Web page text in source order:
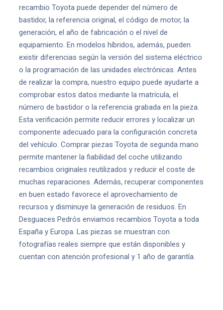
recambio Toyota puede depender del número de
bastidor, la referencia original, el código de motor, la
generación, el año de fabricación o el nivel de
equipamiento. En modelos híbridos, además, pueden
existir diferencias según la versión del sistema eléctrico
o la programación de las unidades electrónicas. Antes
de realizar la compra, nuestro equipo puede ayudarte a
comprobar estos datos mediante la matrícula, el
número de bastidor o la referencia grabada en la pieza.
Esta verificación permite reducir errores y localizar un
componente adecuado para la configuración concreta
del vehículo. Comprar piezas Toyota de segunda mano
permite mantener la fiabilidad del coche utilizando
recambios originales reutilizados y reducir el coste de
muchas reparaciones. Además, recuperar componentes
en buen estado favorece el aprovechamiento de
recursos y disminuye la generación de residuos. En
Desguaces Pedrós enviamos recambios Toyota a toda
España y Europa. Las piezas se muestran con
fotografías reales siempre que están disponibles y
cuentan con atención profesional y 1 año de garantía.